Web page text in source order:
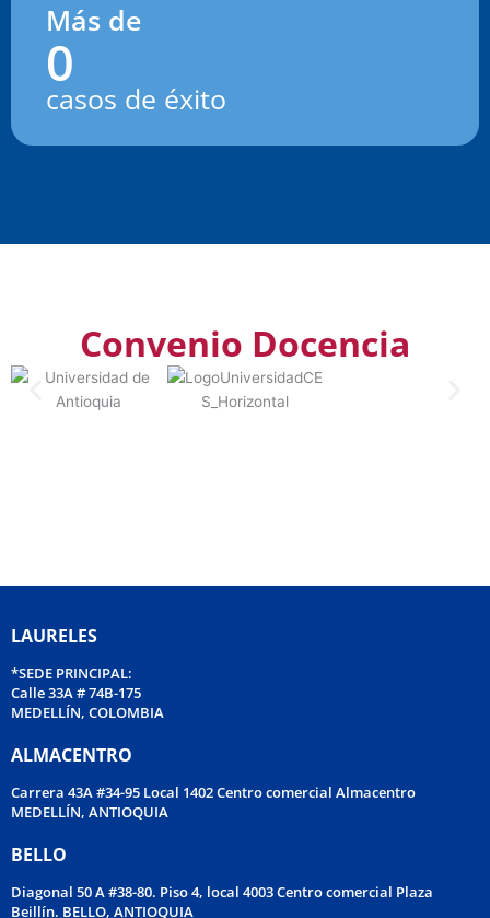
Más de
casos de éxito
0
Convenio Docencia
LAURELES
*SEDE PRINCIPAL:
Calle 33A # 74B-175
MEDELLÍN, COLOMBIA
ALMACENTRO
Carrera 43A #34-95 Local 1402 Centro comercial Almacentro
MEDELLÍN, ANTIOQUIA
BELLO
Diagonal 50 A #38-80. Piso 4, local 4003 Centro comercial Plaza
Beillín. BELLO, ANTIOQUIA